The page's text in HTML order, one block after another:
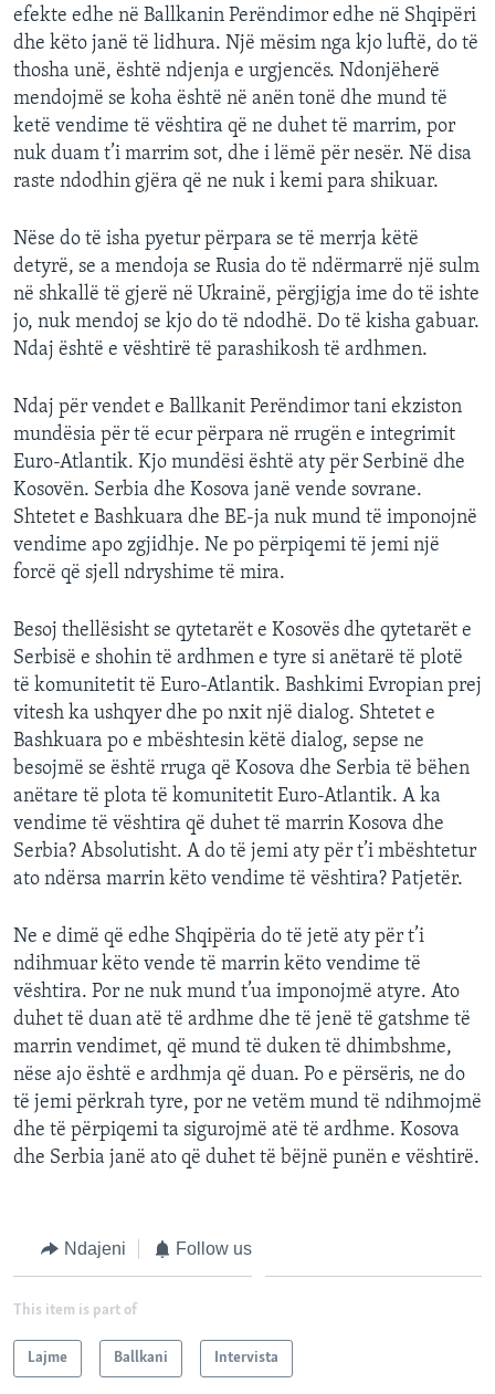
efekte edhe në Ballkanin Perëndimor edhe në Shqipëri
dhe këto janë të lidhura. Një mësim nga kjo luftë, do të
thosha unë, është ndjenja e urgjencës. Ndonjëherë
mendojmë se koha është në anën tonë dhe mund të
ketë vendime të vështira që ne duhet të marrim, por
nuk duam t’i marrim sot, dhe i lëmë për nesër. Në disa
raste ndodhin gjëra që ne nuk i kemi para shikuar.
Nëse do të isha pyetur përpara se të merrja këtë
detyrë, se a mendoja se Rusia do të ndërmarrë një sulm
në shkallë të gjerë në Ukrainë, përgjigja ime do të ishte
jo, nuk mendoj se kjo do të ndodhë. Do të kisha gabuar.
Ndaj është e vështirë të parashikosh të ardhmen.
Ndaj për vendet e Ballkanit Perëndimor tani ekziston
mundësia për të ecur përpara në rrugën e integrimit
Euro-Atlantik. Kjo mundësi është aty për Serbinë dhe
Kosovën. Serbia dhe Kosova janë vende sovrane.
Shtetet e Bashkuara dhe BE-ja nuk mund të imponojnë
vendime apo zgjidhje. Ne po përpiqemi të jemi një
forcë që sjell ndryshime të mira.
Besoj thellësisht se qytetarët e Kosovës dhe qytetarët e
Serbisë e shohin të ardhmen e tyre si anëtarë të plotë
të komunitetit të Euro-Atlantik. Bashkimi Evropian prej
vitesh ka ushqyer dhe po nxit një dialog. Shtetet e
Bashkuara po e mbështesin këtë dialog, sepse ne
besojmë se është rruga që Kosova dhe Serbia të bëhen
anëtare të plota të komunitetit Euro-Atlantik. A ka
vendime të vështira që duhet të marrin Kosova dhe
Serbia? Absolutisht. A do të jemi aty për t’i mbështetur
ato ndërsa marrin këto vendime të vështira? Patjetër.
Ne e dimë që edhe Shqipëria do të jetë aty për t’i
ndihmuar këto vende të marrin këto vendime të
vështira. Por ne nuk mund t’ua imponojmë atyre. Ato
duhet të duan atë të ardhme dhe të jenë të gatshme të
marrin vendimet, që mund të duken të dhimbshme,
nëse ajo është e ardhmja që duan. Po e përsëris, ne do
të jemi përkrah tyre, por ne vetëm mund të ndihmojmë
dhe të përpiqemi ta sigurojmë atë të ardhme. Kosova
dhe Serbia janë ato që duhet të bëjnë punën e vështirë.
Ndajeni Follow us
This item is part of
Lajme Ballkani Intervista